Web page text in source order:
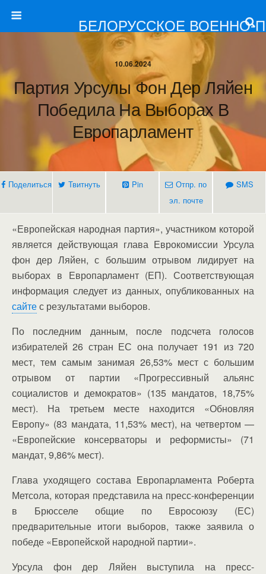
БЕЛОРУССКОЕ ВОЕННО-
10.06.2024
Партия Урсулы Фон Дер Ляйен
Победила На Выборах В
Европарламент
Поделиться Твитнуть Pin
Отпр. по
эл. почте
SMS
«Европейская народная партия», участником которой
является действующая глава Еврокомиссии Урсула
фон дер Ляйен, с большим отрывом лидирует на
выборах в Европарламент (ЕП). Соответствующая
информация следует из данных, опубликованных на
сайтес результатами выборов.
По последним данным, после подсчета голосов
избирателей 26 стран ЕС она получает 191 из 720
мест, тем самым занимая 26,53% мест с большим
отрывом от партии «Прогрессивный альянс
социалистов и демократов» (135 мандатов, 18,75%
мест). На третьем месте находится «Обновляя
Европу» (83 мандата, 11,53% мест), на четвертом —
«Европейские консерваторы и реформисты» (71
мандат, 9,86% мест).
Глава уходящего состава Европарламента Роберта
Метсола, которая представила на пресс-конференции
в Брюсселе общие по Евросоюзу (ЕС)
предварительные итоги выборов, также заявила о
победе «Европейской народной партии».
Урсула фон дер Ляйен выступила на пресс-